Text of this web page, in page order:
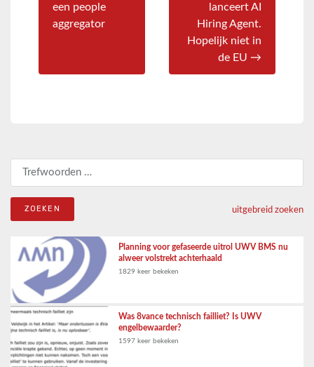
een people
aggregator
lanceert AI
Hiring Agent.
Hopelijk niet in
de EU →
uitgebreid zoeken
Planning voor gefaseerde uitrol UWV BMS nu
alweer volstrekt achterhaald
1829 keer bekeken
Was 8vance technisch failliet? Is UWV
engelbewaarder?
1597 keer bekeken